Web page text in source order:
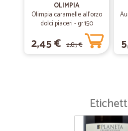
OLIMPIA
Olimpia caramelle all'orzo
dolci piaceri - gr.150
2,45 € 2,85 €